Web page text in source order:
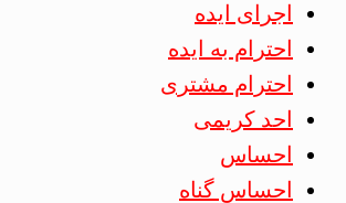
اجرای ایده
احترام به ایده
احترام مشتری
احد کریمی
احساس
احساس گناه